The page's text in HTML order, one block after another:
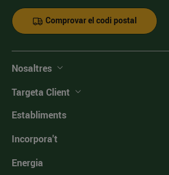
Comprovar el codi postal
Nosaltres
Targeta Client
Establiments
Incorpora't
Energia